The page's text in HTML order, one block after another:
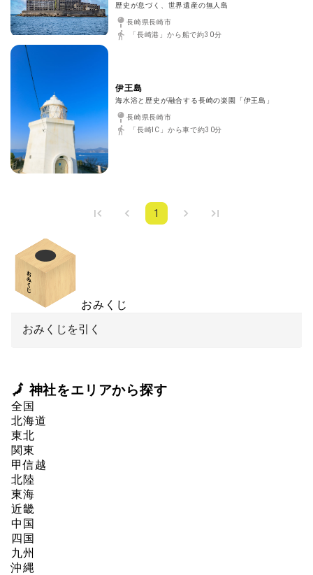
歴史が息づく、世界遺産の無人島
長崎県長崎市
「長崎港」から船で約30分
伊王島
海水浴と歴史が融合する長崎の楽園「伊王島」
長崎県長崎市
「長崎IC」から車で約30分
1
おみくじ
おみくじを引く
🗾 神社をエリアから探す
全国
北海道
東北
関東
甲信越
北陸
東海
近畿
中国
四国
九州
沖縄